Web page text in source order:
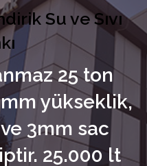
Su ve Sıvı
25 ton
yükseklik,
3mm sac
25.000 lt